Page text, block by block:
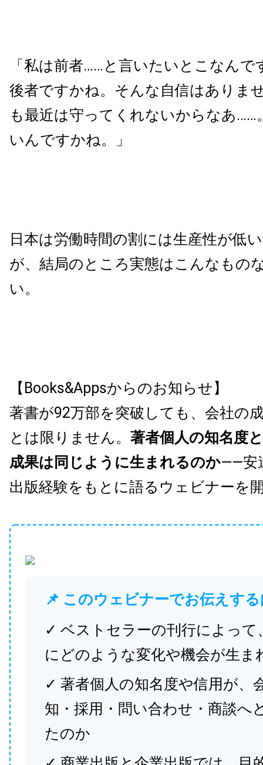
「私は前者……と言いたいとこなんで
後者ですかね。そんな自信はありま
も最近は守ってくれないからなあ……
いんですかね。」
日本は労働時間の割には生産性が低
が、結局のところ実態はこんなもの
い。
【Books&Appsからのお知らせ】
著書が92万部を突破しても、会社の
とは限りません。 著者個人の知名度
成果は同じように生まれるのか——安
出版経験をもとに語るウェビナーを
📌 このウェビナーでお伝えす
✓ ベストセラーの刊行によって
にどのような変化や機会が生ま
✓ 著者個人の知名度や信用が、
知・採用・問い合わせ・商談へ
たのか